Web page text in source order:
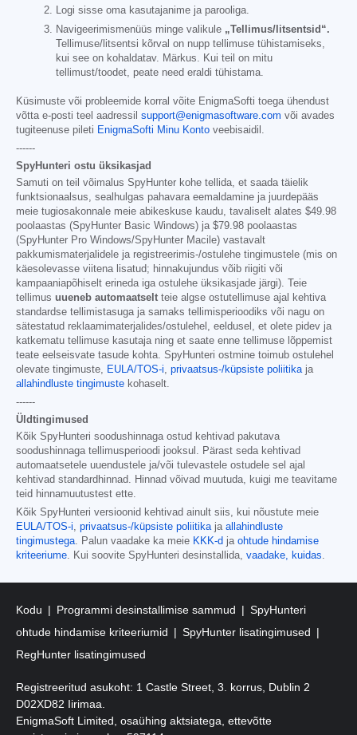
Logi sisse oma kasutajanime ja parooliga.
Navigeerimismenüüs minge valikule „Tellimus/litsentsid“.
Tellimuse/litsentsi kõrval on nupp tellimuse tühistamiseks,
kui see on kohaldatav. Märkus. Kui teil on mitu
tellimust/toodet, peate need eraldi tühistama.
Küsimuste või probleemide korral võite EnigmaSofti toega ühendust
võtta e-posti teel aadressil support@enigmasoftware.com või avades
tugiteenuse pileti EnigmaSofti Minu Konto veebisaidil.
------
SpyHunteri ostu üksikasjad
Samuti on teil võimalus SpyHunter kohe tellida, et saada täielik
funktsionaalsus, sealhulgas pahavara eemaldamine ja juurdepääs
meie tugiosakonnale meie abikeskuse kaudu, tavaliselt alates $49.98
poolaastas (SpyHunter Basic Windows) ja $79.98 poolaastas
(SpyHunter Pro Windows/SpyHunter Macile) vastavalt
pakkumismaterjalidele ja registreerimis-/ostulehe tingimustele (mis on
käesolevasse viitena lisatud; hinnakujundus võib riigiti või
kampaaniapõhiselt erineda iga ostulehe üksikasjade järgi). Teie
tellimus uueneb automaatselt teie algse ostutellimuse ajal kehtiva
standardse tellimistasuga ja samaks tellimisperioodiks või nagu on
sätestatud reklaamimaterjalides/ostulehel, eeldusel, et olete pidev ja
katkematu tellimuse kasutaja ning et saate enne tellimuse lõppemist
teate eelseisvate tasude kohta. SpyHunteri ostmine toimub ostulehel
olevate tingimuste, EULA/TOS-i, privaatsus-/küpsiste poliitikaja
allahindluste tingimuste kohaselt.
------
Üldtingimused
Kõik SpyHunteri soodushinnaga ostud kehtivad pakutava
soodushinnaga tellimusperioodi jooksul. Pärast seda kehtivad
automaatsetele uuendustele ja/või tulevastele ostudele sel ajal
kehtivad standardhinnad. Hinnad võivad muutuda, kuigi me teavitame
teid hinnamuutustest ette.
Kõik SpyHunteri versioonid kehtivad ainult siis, kui nõustute meie
EULA/TOS-i, privaatsus-/küpsiste poliitikaja allahindluste
tingimustega. Palun vaadake ka meie KKK-d ja ohtude hindamise
kriteeriume. Kui soovite SpyHunteri desinstallida, vaadake, kuidas.
Kodu Programmi desinstallimise sammud
SpyHunteri
ohtude hindamise kriteeriumid
SpyHunter lisatingimused
RegHunter lisatingimused
Registreeritud asukoht: 1 Castle Street, 3. korrus, Dublin 2
D02XD82 Iirimaa.
EnigmaSoft Limited, osaühing aktsiatega, ettevõtte